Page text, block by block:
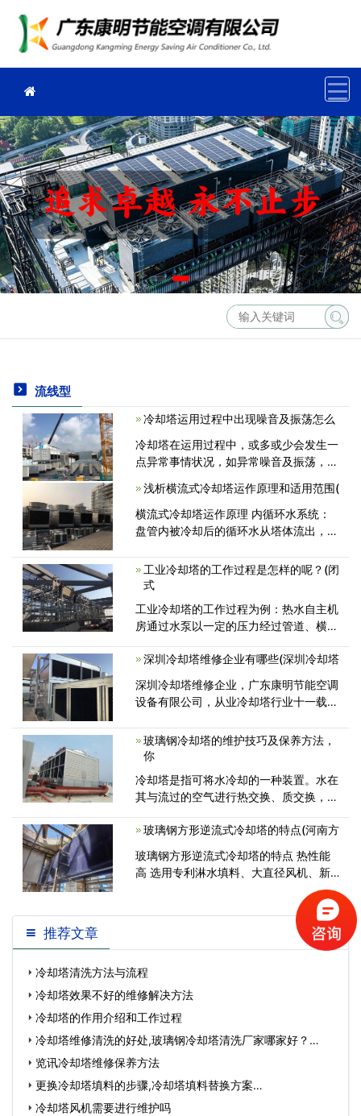
流线型
冷却塔运用过程中出现噪音及振荡怎么
冷却塔在运用过程中，或多或少会发生一
点异常事情状况，如异常噪音及振荡，这
冷却塔的保护导致的，假如在平时的冷却
塔在运用中发生了上面所说的故障，大家
可<
浅析横流式冷却塔运作原理和适用范围(
横流式冷却塔运作原理 内循环水系统：
盘管内被冷却后的循环水从塔体流出，由
过换热升温的循环水再进入盘管冷却。
外循环水系统：外部喷淋水通过与盘管和
工业冷却塔的工作过程是怎样的呢？(闭
式
工业冷却塔的工作过程为例：热水自主机
房通过水泵以一定的压力经过管道、横
播水系统内，通过播水管上的小孔将水均
匀地播洒在填料上面；干燥的低晗值的<
深圳冷却塔维修企业有哪些(深圳冷却塔
深圳冷却塔维修企业，广东康明节能空调
设备有限公司，从业冷却塔行业十一载，
题：冷却塔现已运用十几年，经常呈现多
种毛病，到底是大修理好呢？仍是马上替
玻璃钢冷却塔的维护技巧及保养方法，
你
冷却塔是指可将水冷却的一种装置。水在
其与流过的空气进行热交换、质交换，致
护技巧和保养方法吗?下面就跟小编一起
来看看吧!一、做好各部件及工作<
玻璃钢方形逆流式冷却塔的特点(河南方
玻璃钢方形逆流式冷却塔的特点 热性能
高 选用专利淋水填料、大直径风机、新
推荐文章
冷却塔清洗方法与流程
冷却塔效果不好的维修解决方法
冷却塔的作用介绍和工作过程
冷却塔维修清洗的好处,玻璃钢冷却塔清洗厂家哪家好？…
览讯冷却塔维修保养方法
更换冷却塔填料的步骤,冷却塔填料替换方案…
冷却塔风机需要进行维护吗